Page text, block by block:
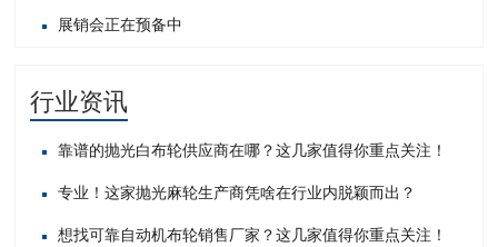
展销会正在预备中
行业资讯
靠谱的抛光白布轮供应商在哪？这几家值得你重点关注！
专业！这家抛光麻轮生产商凭啥在行业内脱颖而出？
想找可靠自动机布轮销售厂家？这几家值得你重点关注！